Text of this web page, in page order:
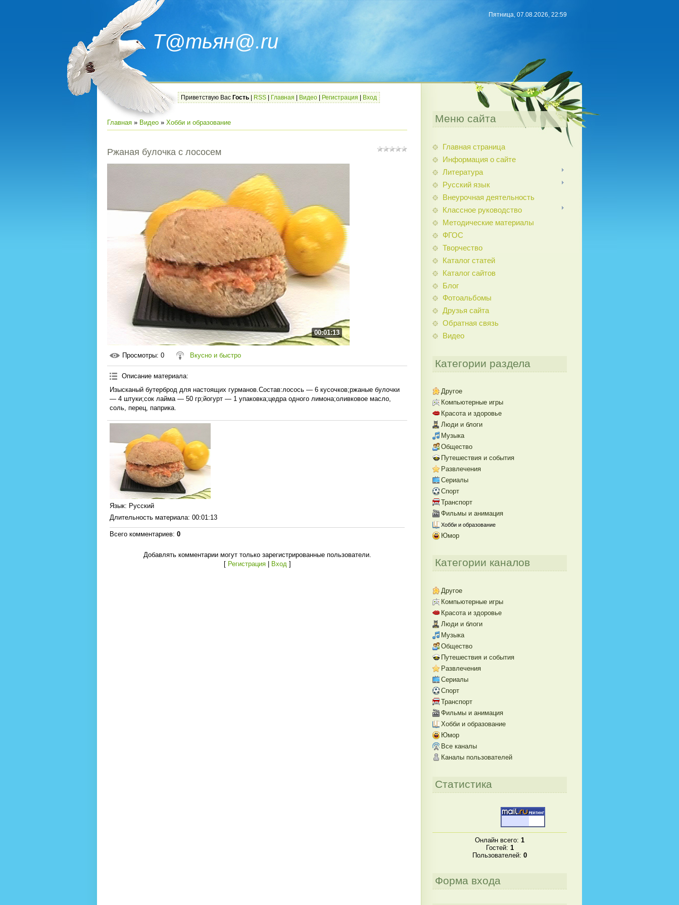
Т@тьян@.ru
Пятница, 07.08.2026, 22:59
Приветствую Вас Гость RSS Главная Видео Регистрация Вход
Главная » Видео » Хобби и образование
Ржаная булочка с лососем
00:01:13
Просмотры: 0 Вкусно и быстро
Описание материала:
Изысканый бутерброд для настоящих гурманов.Состав:лосось — 6 кусочков;ржаные булочки
— 4 штуки;сок лайма — 50 гр;йогурт — 1 упаковка;цедра одного лимона;оливковое масло,
соль, перец, паприка.
Язык: Русский
Длительность материала: 00:01:13
Всего комментариев: 0
Добавлять комментарии могут только зарегистрированные пользователи.
[ Регистрация| Вход]
Меню сайта
Главная страница
Информация о сайте
Литература
Русский язык
Внеурочная деятельность
Классное руководство
Методические материалы
ФГОС
Творчество
Каталог статей
Каталог сайтов
Блог
Фотоальбомы
Друзья сайта
Обратная связь
Видео
Категории раздела
Другое
Компьютерные игры
Красота и здоровье
Люди и блоги
Музыка
Общество
Путешествия и события
Развлечения
Сериалы
Спорт
Транспорт
Фильмы и анимация
Хобби и образование
Юмор
Категории каналов
Другое
Компьютерные игры
Красота и здоровье
Люди и блоги
Музыка
Общество
Путешествия и события
Развлечения
Сериалы
Спорт
Транспорт
Фильмы и анимация
Хобби и образование
Юмор
Все каналы
Каналы пользователей
Статистика
Онлайн всего: 1
Гостей: 1
Пользователей: 0
Форма входа